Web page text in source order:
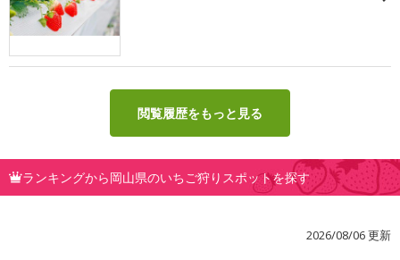
閲覧履歴をもっと見る
ランキングから岡山県のいちご狩りスポットを探す
2026/08/06 更新